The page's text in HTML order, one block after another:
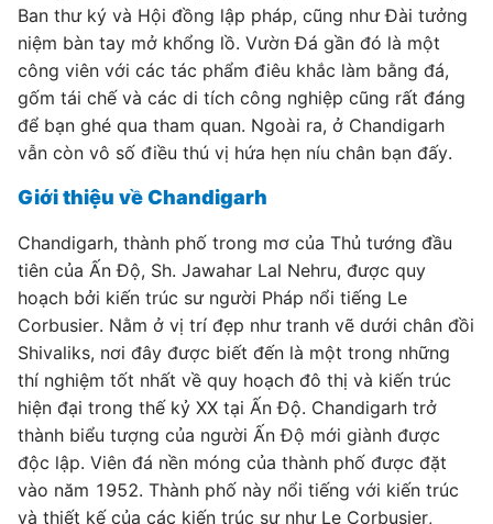
Ban thư ký và Hội đồng lập pháp, cũng như Đài tưởng
niệm bàn tay mở khổng lồ. Vườn Đá gần đó là một
công viên với các tác phẩm điêu khắc làm bằng đá,
gốm tái chế và các di tích công nghiệp cũng rất đáng
để bạn ghé qua tham quan. Ngoài ra, ở Chandigarh
vẫn còn vô số điều thú vị hứa hẹn níu chân bạn đấy.
Giới thiệu về Chandigarh
Chandigarh, thành phố trong mơ của Thủ tướng đầu
tiên của Ấn Độ, Sh. Jawahar Lal Nehru, được quy
hoạch bởi kiến ​​trúc sư người Pháp nổi tiếng Le
Corbusier. Nằm ở vị trí đẹp như tranh vẽ dưới chân đồi
Shivaliks, nơi đây được biết đến là một trong những
thí nghiệm tốt nhất về quy hoạch đô thị và kiến ​​trúc
hiện đại trong thế kỷ XX tại Ấn Độ. Chandigarh trở
thành biểu tượng của người Ấn Độ mới giành được
độc lập. Viên đá nền móng của thành phố được đặt
vào năm 1952. Thành phố này nổi tiếng với kiến ​​trúc
và thiết kế của các kiến ​​trúc sư như Le Corbusier,